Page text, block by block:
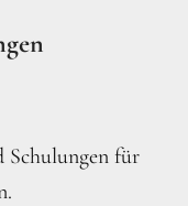
für